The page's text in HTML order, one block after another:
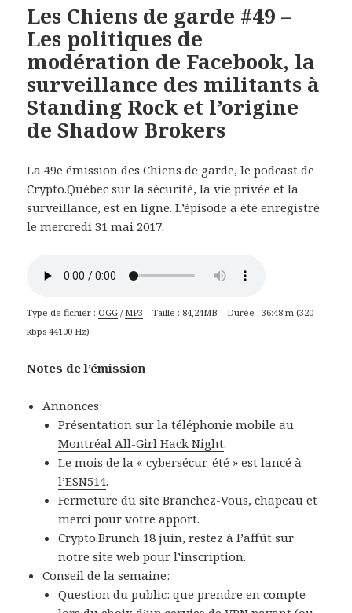
Les Chiens de garde #49 –
Les politiques de
modération de Facebook, la
surveillance des militants à
Standing Rock et l’origine
de Shadow Brokers
La 49e émission des Chiens de garde, le podcast de
Crypto.Québec sur la sécurité, la vie privée et la
surveillance, est en ligne. L’épisode a été enregistré
le mercredi 31 mai 2017.
Type de fichier : OGG / MP3 – Taille : 84,24MB – Durée : 36:48 m (320
kbps 44100 Hz)
Notes de l’émission
Annonces:
Présentation sur la téléphonie mobile au
Montréal All-Girl Hack Night.
Le mois de la « cybersécur-été » est lancé à
l’ESN514.
Fermeture du site Branchez-Vous, chapeau et
merci pour votre apport.
Crypto.Brunch 18 juin, restez à l’affût sur
notre site web pour l’inscription.
Conseil de la semaine:
Question du public: que prendre en compte